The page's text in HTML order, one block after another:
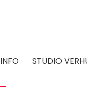
INFO STUDIO